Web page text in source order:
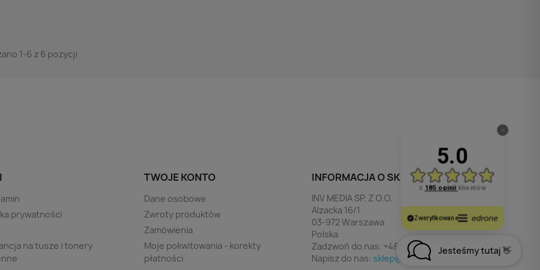
1-6 z 6 pozycji
prywatności
na tusze i tonery
TWOJE KONTO
Dane osobowe
Zwroty produktów
Zamówienia
Moje pokwitowania - korekty
płatności
INFORMACJA O SKLEPIE
INV MEDIA SP. Z O.O.
Alzacka 16/1
03-972 Warszawa
Polska
Zadzwoń do nas: +48 790 532 449
Napisz do nas: sklep@invmedia.pl
Jesteśmy tutaj 👋